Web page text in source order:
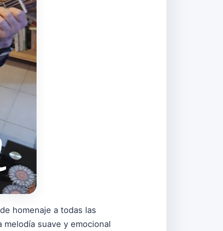
homenaje a todas las
suave y emocional